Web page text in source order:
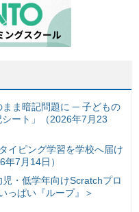
ま暗記問題に ─ 子どもの
ート」（2026年7月23
イピング学習を学校へ届け
7月14日）
・低学年向けScratchプロ
ぱい『ループ』＞